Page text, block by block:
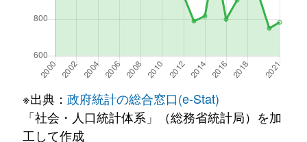
※出典： 政府統計の総合窓口(e-Stat)
「社会・人口統計体系」（総務省統計局）を加
工して作成